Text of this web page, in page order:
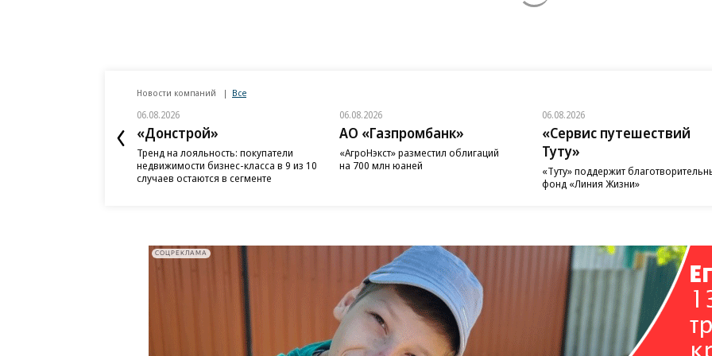
Новости компаний Все
06.08.2026
«Донстрой»
Тренд на лояльность: покупатели
недвижимости бизнес-класса в 9 из 10
случаев остаются в сегменте
06.08.2026
АО «Газпромбанк»
«АгроНэкст» разместил облигаций
на 700 млн юаней
06.08.2026
«Сервис путешествий
Туту»
«Туту» поддержит
фонд «Линия Жизни»
СОЦРЕКЛАМА